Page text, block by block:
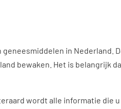
in Nederland.
bewaken. Het is belangrijk
wordt alle informatie die